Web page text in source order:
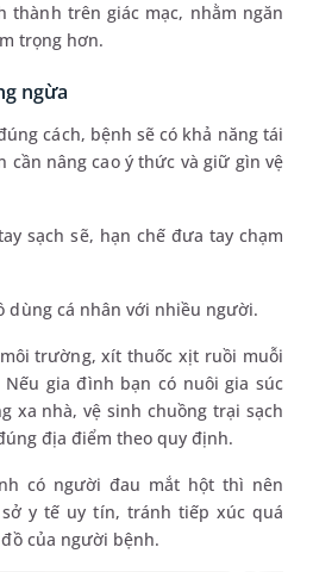
thành trên giác mạc, nhằm ngăn
trọng hơn.
ngừa
cách, bệnh sẽ có khả năng tái
cần nâng cao ý thức và giữ gìn vệ
sạch sẽ, hạn chế đưa tay chạm
dùng cá nhân với nhiều người.
trường, xít thuốc xịt ruồi muỗi
gia đình bạn có nuôi gia súc
xa nhà, vệ sinh chuồng trại sạch
địa điểm theo quy định.
có người đau mắt hột thì nên
y tế uy tín, tránh tiếp xúc quá
của người bệnh.